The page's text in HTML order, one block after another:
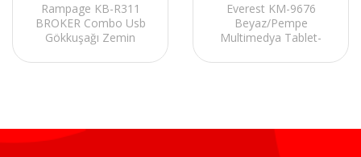
Rampage KB-R311
BROKER Combo Usb
Gökkuşağı Zemin
Mouse Kulaklık Pad Set
Everest KM-9676
Beyaz/Pempe
Multimedya Tablet-
+ Mouse Set